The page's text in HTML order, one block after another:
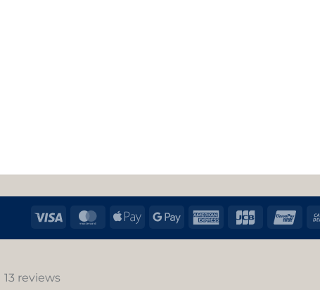
Visa MasterCard
Apple Google AmericanJCB
13 reviews